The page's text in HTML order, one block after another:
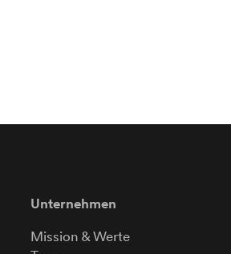
Unternehmen
Mission & Werte